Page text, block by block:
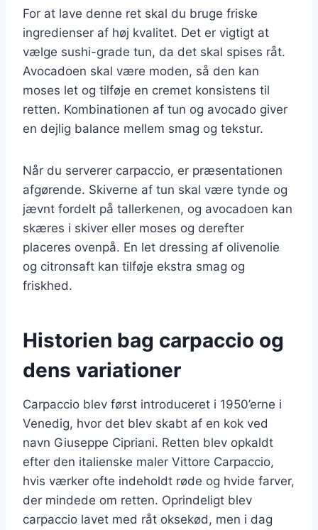
For at lave denne ret skal du bruge friske
ingredienser af høj kvalitet. Det er vigtigt at
vælge sushi-grade tun, da det skal spises råt.
Avocadoen skal være moden, så den kan
moses let og tilføje en cremet konsistens til
retten. Kombinationen af tun og avocado giver
en dejlig balance mellem smag og tekstur.
Når du serverer carpaccio, er præsentationen
afgørende. Skiverne af tun skal være tynde og
jævnt fordelt på tallerkenen, og avocadoen kan
skæres i skiver eller moses og derefter
placeres ovenpå. En let dressing af olivenolie
og citronsaft kan tilføje ekstra smag og
friskhed.
Historien bag carpaccio og
dens variationer
Carpaccio blev først introduceret i 1950’erne i
Venedig, hvor det blev skabt af en kok ved
navn Giuseppe Cipriani. Retten blev opkaldt
efter den italienske maler Vittore Carpaccio,
hvis værker ofte indeholdt røde og hvide farver,
der mindede om retten. Oprindeligt blev
carpaccio lavet med råt oksekød, men i dag